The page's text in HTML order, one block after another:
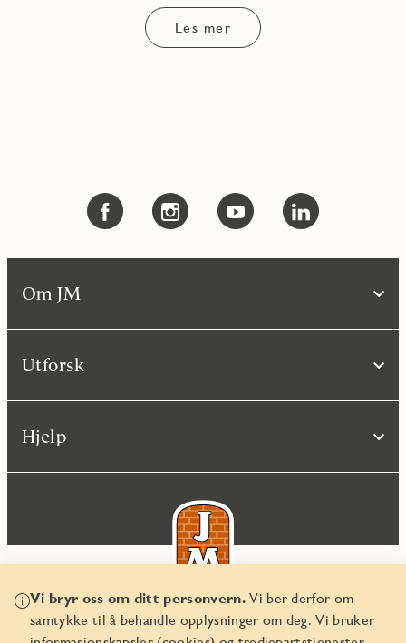
Les mer
Vi bryr oss om ditt personvern.Vi ber derfor om
samtykke til å behandle opplysninger om deg. Vi bruker
Om JM
Utforsk
Hjelp
© JM Norge AS 2026